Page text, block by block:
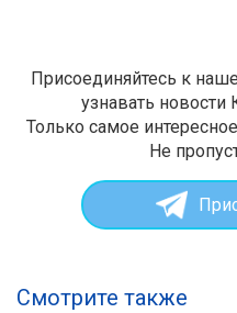
Присоединяйтесь к
узнавать
Только самое
Не
Смотрите также